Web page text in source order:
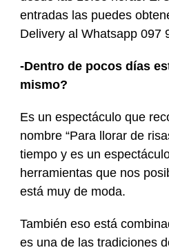
entradas las puedes
Delivery al Whatsapp 097
-Dentro de pocos días
mismo?
Es un espectáculo que
nombre “Para llorar de
tiempo y es un
herramientas que nos
está muy de moda.
También eso está
es una de las tradiciones